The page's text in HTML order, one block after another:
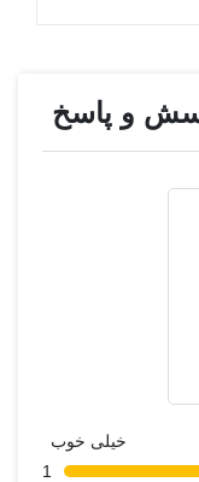
و پاسخ
خیلی خوب
1